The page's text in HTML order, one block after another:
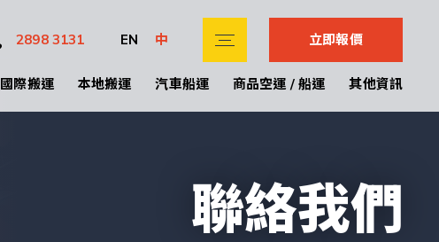
2898 3131 EN 中 立即報價
國際搬運 本地搬運 汽車船運 商品空運 / 船運 其他資訊
聯絡我們